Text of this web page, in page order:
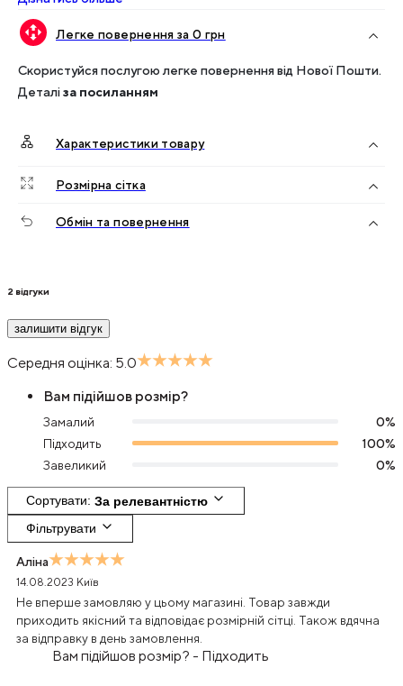
Легке повернення за 0 грн
Скористуйся послугою легке повернення від Нової Пошти.
Деталіза посиланням
Характеристики товару
Розмірна сітка
Обмін та повернення
2 відгуки
залишити відгук
Середня оцінка: 5.0
Вам підійшов розмір?
Замалий 0%
Підходить
100%
Завеликий
0%
Сортувати За релевантністю
Фільтрувати
Аліна
14.08.2023 Київ
Не вперше замовляю у цьому магазині. Товар завжди
приходить якісний та відповідає розмірній сітці. Також вдячна
за відправку в день замовлення.
Вам підійшов розмір? - Підходить